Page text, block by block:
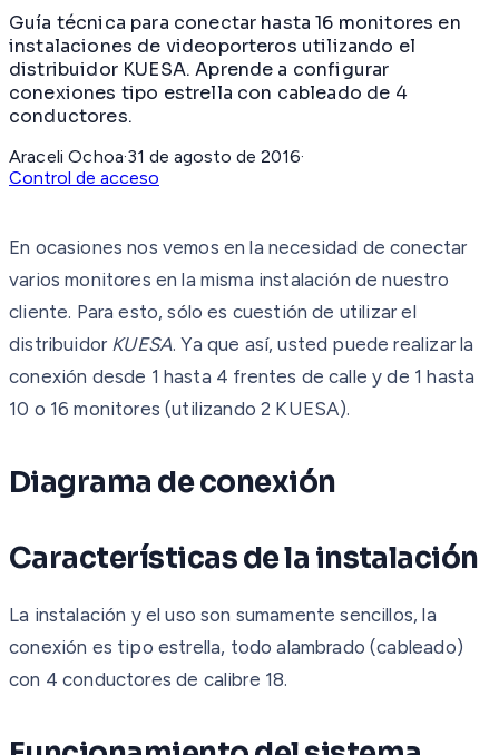
Guía técnica para conectar hasta 16 monitores en
instalaciones de videoporteros utilizando el
distribuidor KUESA. Aprende a configurar
conexiones tipo estrella con cableado de 4
conductores.
Araceli Ochoa·31 de agosto de 2016·
Control de acceso
En ocasiones nos vemos en la necesidad de conectar
varios monitores en la misma instalación de nuestro
cliente. Para esto, sólo es cuestión de utilizar el
distribuidor KUESA. Ya que así, usted puede realizar la
conexión desde 1 hasta 4 frentes de calle y de 1 hasta
10 o 16 monitores (utilizando 2 KUESA).
Diagrama de conexión
Características de la instalación
La instalación y el uso son sumamente sencillos, la
conexión es tipo estrella, todo alambrado (cableado)
con 4 conductores de calibre 18.